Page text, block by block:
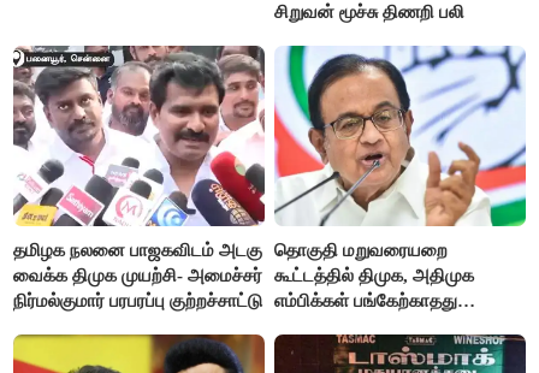
சிறுவன் மூச்சு திணறி பலி
தமிழக நலனை பாஜகவிடம் அடகு
வைக்க திமுக முயற்சி- அமைச்சர்
நிர்மல்குமார் பரபரப்பு குற்றச்சாட்டு
தொகுதி மறுவரையறை
கூட்டத்தில் திமுக, அதிமுக
எம்பிக்கள் பங்கேற்காதது